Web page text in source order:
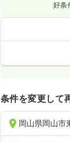
好条
条件を変更して
岡山県岡山市